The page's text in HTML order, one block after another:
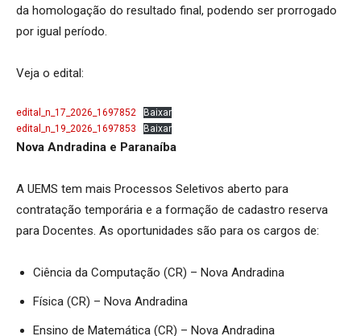
da homologação do resultado final, podendo ser prorrogado
por igual período.
Veja o edital:
edital_n_17_2026_1697852
Baixar
edital_n_19_2026_1697853
Baixar
Nova Andradina e Paranaíba
A UEMS tem mais Processos Seletivos aberto para
contratação temporária e a formação de cadastro reserva
para Docentes. As oportunidades são para os cargos de:
Ciência da Computação (CR) – Nova Andradina
Física (CR) – Nova Andradina
Ensino de Matemática (CR) – Nova Andradina